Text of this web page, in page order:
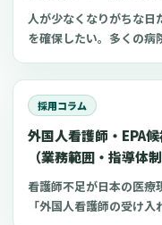
人が少なくなりがちな日
を確保したい。多くの病
的な方法として「ダイナ
があります。この記事で
連休前、年末年始、日曜
が必要な日だけ手当を上
しない運用の作り方を
きます。この記事は、制
KPI（目標とする指標）
採用コラム
外国人看護師・EPA
（業務範囲・指導体
看護師不足が日本の医療
「外国人看護師の受け